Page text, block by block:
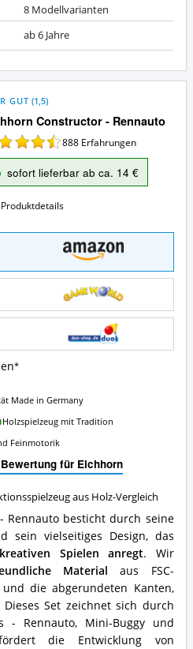
8 Modellvarianten
ab 6 Jahre
Constructor - Rennauto
GUT (1,5)
888 Erfahrungen
sofort lieferbar ab ca. 14 €
Produktdetails
für Eichhorn
aus Holz-Vergleich
Rennauto besticht durch seine
sein vielseitiges Design, das
kreativen Spielen anregt. Wir
Material aus FSC-
die abgerundeten Kanten,
Set zeichnet sich durch
- Rennauto, Mini-Buggy und
die Entwicklung von
Made in Germany
Holzspielzeug mit Tradition
Feinmotorik